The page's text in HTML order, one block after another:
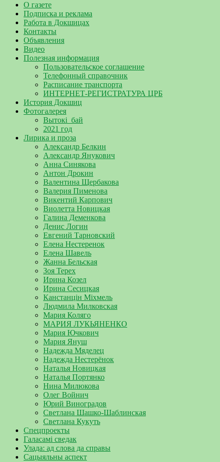
О газете
Подписка и реклама
Работа в Докшицах
Контакты
Объявления
Видео
Полезная информация
Пользовательское соглашение
Телефонный справочник
Расписание транспорта
ИНТЕРНЕТ-РЕГИСТРАТУРА ЦРБ
История Докшиц
Фотогалерея
Вытокі_бай
2021 год
Лирика и проза
Александр Белкин
Александр Янукович
Анна Синякова
Антон Дрокин
Валентина Щербакова
Валерия Пименова
Викентий Карпович
Виолетта Новицкая
Галина Деменкова
Денис Логин
Евгений Тарновский
Елена Нестеренок
Елена Шавель
Жанна Бельская
Зоя Терех
Ирина Козел
Ирина Сесицкая
Канстанцін Міхмель
Людмила Милковская
Мария Коляго
МАРИЯ ЛУКЬЯНЕНКО
Мария Ючкович
Мария Януш
Надежда Мяделец
Надежда Нестерёнок
Наталья Новицкая
Наталья Портянко
Нина Милюкова
Олег Войнич
Юрий Виноградов
Светлана Шашко-Шаблинская
Светлана Кукуть
Спецпроекты
Галасамі сведак
Улада: ад слова да справы
Сацыяльны аспект